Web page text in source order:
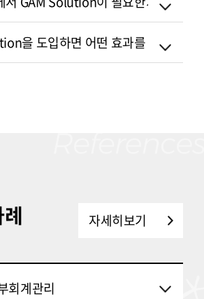
을 도입하면 어떤 효과를 얻을 수 있
자세히보기
회계관리